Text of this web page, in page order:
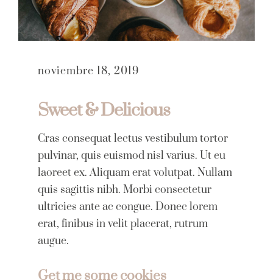
noviembre 18, 2019
Sweet & Delicious
Cras consequat lectus vestibulum tortor
pulvinar, quis euismod nisl varius. Ut eu
laoreet ex. Aliquam erat volutpat. Nullam
quis sagittis nibh. Morbi consectetur
ultricies ante ac congue. Donec lorem
erat, finibus in velit placerat, rutrum
augue.
Get me some cookies